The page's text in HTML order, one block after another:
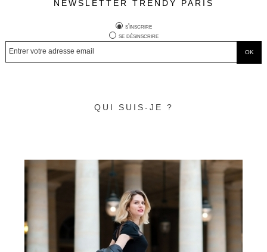
NEWSLETTER TRENDY PARIS
s'inscrire
se désinscrire
QUI SUIS-JE ?